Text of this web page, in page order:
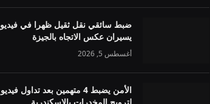
ضبط سائقي نقل ثقيل ظهرا في فيديو
يسيران عكس الاتجاه بالجيزة
أغسطس 5, 2026
الأمن يضبط 4 متهمين بعد تداول فيديو